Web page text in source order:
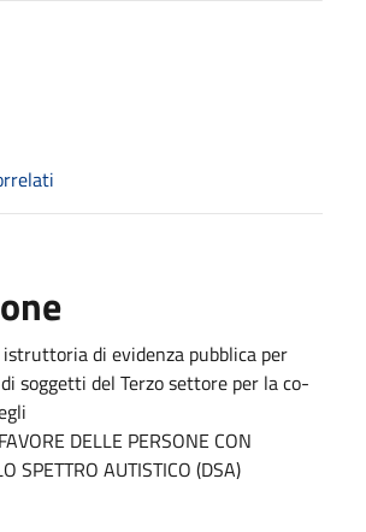
di evidenza pubblica per
soggetti del Terzo settore per la co-
DELLE PERSONE CON
SPETTRO AUTISTICO (DSA)